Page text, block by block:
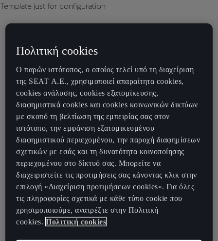
Template just for configuration
Πολιτική cookies
Ο παρών ιστότοπος, ο οποίος τελεί υπό τη διαχείριση
της SEAT Α.Ε., χρησιμοποιεί απαραίτητα cookies,
cookies ανάλυσης, cookies εξατομίκευσης,
διαφημιστικά cookies και cookies κοινωνικών δικτύων
με σκοπό τη βελτίωση της εμπειρίας σας στον
ιστότοπο, την εμφάνιση εξατομικευμένου
διαφημιστικού περιεχομένου, την παροχή διαφημίσεων
σχετικών με εσάς και τη δυνατότητα κοινοποίησης
περιεχομένου στο δίκτυό σας. Μπορείτε να
διαχειριστείτε τις προτιμήσεις σας κάνοντας κλικ στην
επιλογή «Διαχείριση προτιμήσεων cookies». Για όλες
τις πληροφορίες σχετικά με κάθε τύπο cookie που
χρησιμοποιούμε, ανατρέξτε στην Πολιτική
cookies. Πολιτική cookies